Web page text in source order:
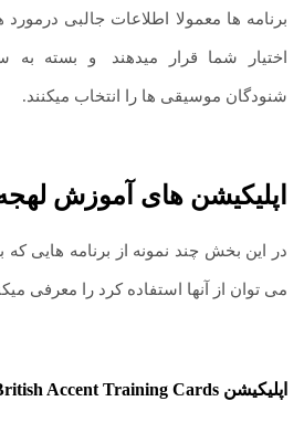
برنامه ها معمولا اطلاعات جالبی درمورد
اختیار شما قرار میدهند و بسته به
شنودگان موسیقی ها را انتخاب میکنند.
اپلیکیشن های آموزش
در این بخش چند نمونه از برنامه هایی
می توان از آنها استفاده کرد را معرفی
اپلیکیشن Accent Training Cards